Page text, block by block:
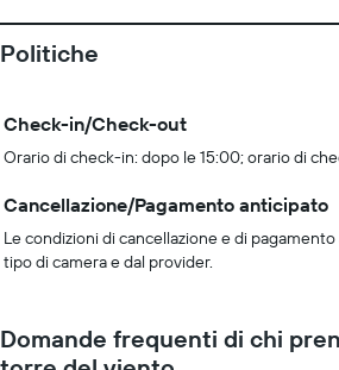
Politiche
Check-in/Check-out
Orario di check-in: dopo le 15:00; orario di
Cancellazione/Pagamento anticipato
Le condizioni di cancellazione e di
tipo di camera e dal provider.
Domande frequenti di chi